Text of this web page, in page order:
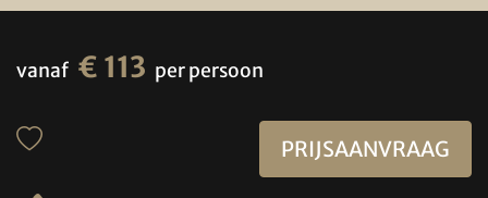
vanaf € 113 per persoon
PRIJSAANVRAAG